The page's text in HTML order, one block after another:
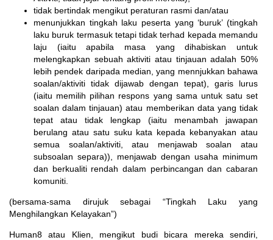
tidak bertindak mengikut peraturan rasmi dan/atau
menunjukkan tingkah laku peserta yang ‘buruk’ (tingkah
laku buruk termasuk tetapi tidak terhad kepada memandu
laju (iaitu apabila masa yang dihabiskan untuk
melengkapkan sebuah aktiviti atau tinjauan adalah 50%
lebih pendek daripada median, yang mennjukkan bahawa
soalan/aktiviti tidak dijawab dengan tepat), garis lurus
(iaitu memilih pilihan respons yang sama untuk satu set
soalan dalam tinjauan) atau memberikan data yang tidak
tepat atau tidak lengkap (iaitu menambah jawapan
berulang atau satu suku kata kepada kebanyakan atau
semua soalan/aktiviti, atau menjawab soalan atau
subsoalan separa)), menjawab dengan usaha minimum
dan berkualiti rendah dalam perbincangan dan cabaran
komuniti.
(bersama-sama dirujuk sebagai “Tingkah Laku yang
Menghilangkan Kelayakan”)
Human8 atau Klien, mengikut budi bicara mereka sendiri,